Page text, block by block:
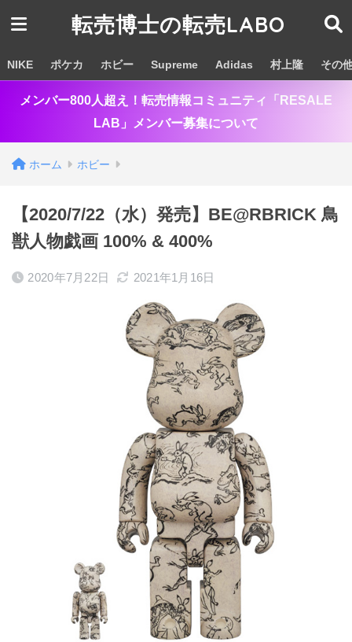
転売博士の転売LABO
NIKE ポケカ ホビー Supreme Adidas 村上隆 その
メンバー800人超え！転売情報コミュニティ「RESALE
LAB」メンバー募集について
ホーム ホビー
【2020/7/22（水）発売】BE@RBRICK 鳥
獣人物戯画 100% & 400%
2020年7月22日 2021年1月16日